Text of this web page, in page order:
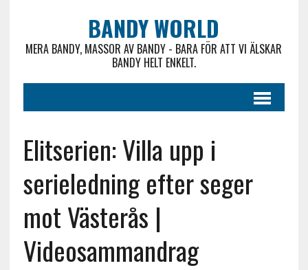
BANDY WORLD
MERA BANDY, MASSOR AV BANDY - BARA FÖR ATT VI ÄLSKAR
BANDY HELT ENKELT.
Elitserien: Villa upp i
serieledning efter seger
mot Västerås |
Videosammandrag